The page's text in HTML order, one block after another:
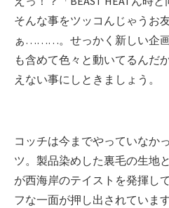
そんな事をツッコんじゃうお
ぁ………。せっかく新しい企
も含めて色々と動いてるんだ
えない事にしときましょう。
コッチは今までやっていなか
ツ。製品染めした裏毛の生地
が西海岸のテイストを発揮し
フな一面が押し出されていま